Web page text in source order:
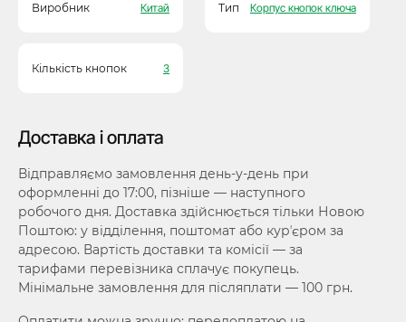
Виробник Китай Тип Корпус кнопок ключа
Кількість кнопок 3
Доставка і оплата
Відправляємо замовлення день-у-день при
оформленні до 17:00, пізніше — наступного
робочого дня. Доставка здійснюється тільки Новою
Поштою: у відділення, поштомат або курʼєром за
адресою. Вартість доставки та комісії — за
тарифами перевізника сплачує покупець.
Мінімальне замовлення для післяплати — 100 грн.